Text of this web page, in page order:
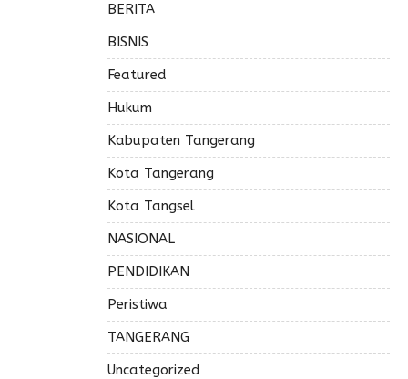
BERITA
BISNIS
Featured
Hukum
Kabupaten Tangerang
Kota Tangerang
Kota Tangsel
NASIONAL
PENDIDIKAN
Peristiwa
TANGERANG
Uncategorized